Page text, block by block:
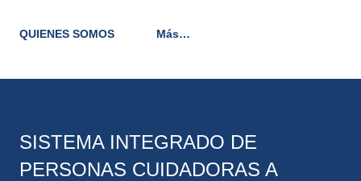
QUIENES SOMOS Más…
SISTEMA INTEGRADO DE
PERSONAS CUIDADORAS A